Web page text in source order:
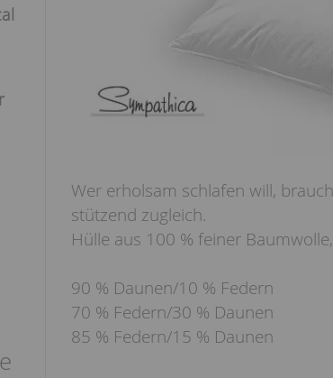
Wer erholsam schlafen will,
stützend zugleich.
Hülle aus 100 % feiner
90 % Daunen/10 % Federn
70 % Federn/30 % Daunen
85 % Federn/15 % Daunen